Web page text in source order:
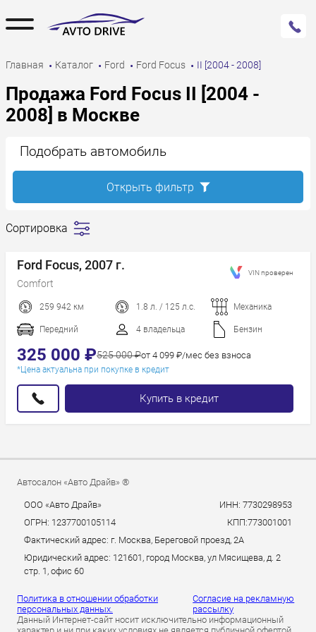
Главная Каталог Ford Ford Focus II [2004 - 2008]
Продажа Ford Focus II [2004 -
2008] в Москве
Сортировка
дешевле
Сначала
дороже
Пробег
Год новее
Год старше
Ford Focus, 2007 г.
Comfort
259 942 км 1.8 л. / 125 л.с. Механика
Передний 4 владельца Бензин
325 000 ₽525 000 ₽от 4 099 ₽/мес без взноса
*Цена актуальна при покупке в кредит
Купить в кредит
VIN проверен
Подобрать автомобиль
Открыть фильтр
Автосалон «Авто Драйв» ®
ООО «Авто Драйв»
ИНН: 7730298953
ОГРН: 1237700105114
КПП:773001001
Фактический адрес: г. Москва, Береговой проезд, 2А
Юридический адрес: 121601, город Москва, ул Мясищева, д. 2
стр. 1, офис 60
Политика в отношении обработки
персональных данных.
Согласие на рекламную
рассылку
Данный Интернет-сайт носит исключительно информационный